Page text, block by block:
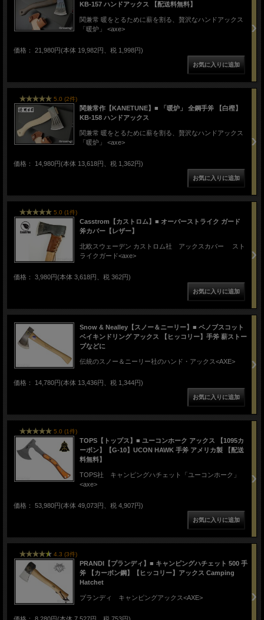
KB-157 ハンドアックス 【配送料無料】
関兼常 暖をとるために薪を割る、贅沢なハンドアックス
「暖炉」 <axe>
価格： 21,980円(本体 19,982円、税 1,998円)
5.0 (2件)
関兼常作【KANETUNE】■ 「暖炉」 全鋼手斧 【白樫】
KB-158 ハンドアックス
関兼常 暖をとるために薪を割る、贅沢なハンドアックス
「暖炉」 <axe>
価格： 14,980円(本体 13,618円、税 1,362円)
5.0 (1件)
Casstrom【カストロム】■ オーバーストライク ガード
斧カバー【レザー】
北欧スウェーデン カストロム社 アックスカバー スト
ライクガード<axe>
価格： 3,980円(本体 3,618円、税 362円)
Snow & Nealley【スノー＆ニーリー】■ ペノブスコット
ベイキンドリング アックス 【ヒッコリー】手斧 薪ストー
ブなどに
伝統のスノー＆ニーリー社のハンド・アックス<AXE>
価格： 14,780円(本体 13,436円、税 1,344円)
5.0 (1件)
TOPS【トップス】■ ユーコンホーク アックス 【1095カ
ーボン】【G-10】UCON HAWK 手斧 アメリカ製 【配送
料無料】
TOPS社 キャンピングハチェット「ユーコンホーク」
<axe>
価格： 53,980円(本体 49,073円、税 4,907円)
4.3 (3件)
PRANDI【プランディ】■ キャンピングハチェット 500 手
斧 【カーボン鋼】【ヒッコリー】アックス Camping
Hatchet
プランディ キャンピングアックス<AXE>